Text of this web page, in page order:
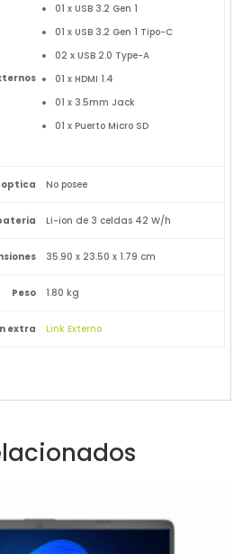
01 x USB 3.2 Gen 1
01 x USB 3.2 Gen 1 Tipo-C
02 x USB 2.0 Type-A
01 x HDMI 1.4
01 x 3.5mm Jack
01 x Puerto Micro SD
optica No posee
Li-ion de 3 celdas 42 W/h
35.90 x 23.50 x 1.79 cm
Peso 1.80 kg
extra Link Externo